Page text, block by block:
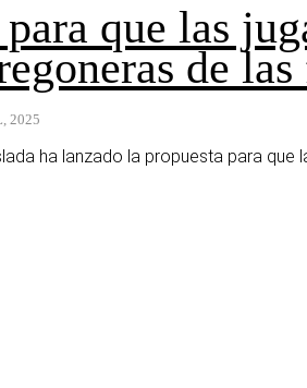
para que las
de
2025
ha lanzado la propuesta para que